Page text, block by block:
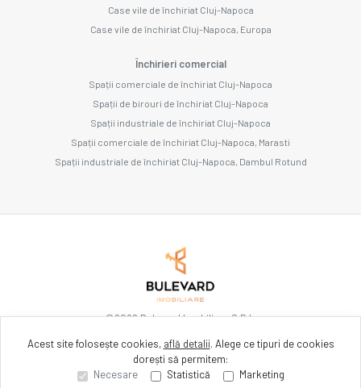
Case vile de închiriat Cluj-Napoca
Case vile de închiriat Cluj-Napoca, Europa
Închirieri comercial
Spații comerciale de închiriat Cluj-Napoca
Spații de birouri de închiriat Cluj-Napoca
Spații industriale de închiriat Cluj-Napoca
Spații comerciale de închiriat Cluj-Napoca, Marasti
Spații industriale de închiriat Cluj-Napoca, Dambul Rotund
©2026Bulevard Imobiliare S.R.L.
Site creat în
Acest site folosește cookies, află detalii. Alege ce tipuri de cookies
dorești să permitem:
Necesare
Statistică Marketing